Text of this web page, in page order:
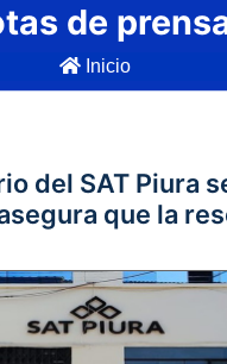
de
Inicio
del SAT Piura
que la